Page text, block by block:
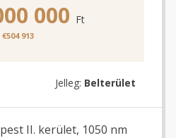
000 Ft
€504 913
Jelleg: Belterület
II. kerület, 1050 nm